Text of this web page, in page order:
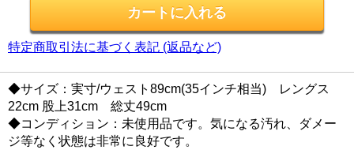
特定商取引法に基づく表記 (返品など)
◆サイズ：実寸/ウェスト89cm(35インチ相当) レングス
22cm 股上31cm 総丈49cm
◆コンディション：未使用品です。気になる汚れ、ダメー
ジ等なく状態は非常に良好です。